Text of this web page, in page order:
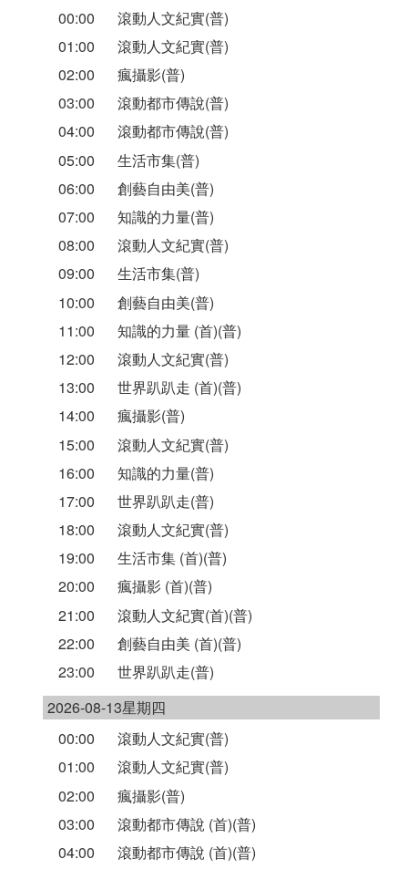
00:00
滾動人文紀實(普)
01:00
滾動人文紀實(普)
02:00
瘋攝影(普)
03:00
滾動都市傳說(普)
04:00
滾動都市傳說(普)
05:00
生活市集(普)
06:00
創藝自由美(普)
07:00
知識的力量(普)
08:00
滾動人文紀實(普)
09:00
生活市集(普)
10:00
創藝自由美(普)
11:00
知識的力量 (首)(普)
12:00
滾動人文紀實(普)
13:00
世界趴趴走 (首)(普)
14:00
瘋攝影(普)
15:00
滾動人文紀實(普)
16:00
知識的力量(普)
17:00
世界趴趴走(普)
18:00
滾動人文紀實(普)
19:00
生活市集 (首)(普)
20:00
瘋攝影 (首)(普)
21:00
滾動人文紀實(首)(普)
22:00
創藝自由美 (首)(普)
23:00
世界趴趴走(普)
2026-08-13星期四
00:00
滾動人文紀實(普)
01:00
滾動人文紀實(普)
02:00
瘋攝影(普)
03:00
滾動都市傳說 (首)(普)
04:00
滾動都市傳說 (首)(普)